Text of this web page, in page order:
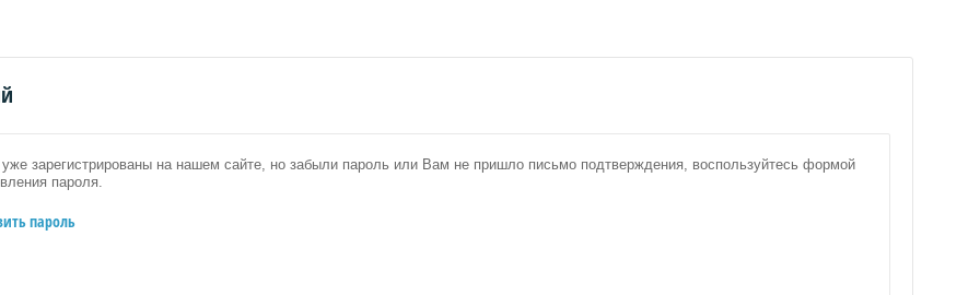
зарегистрированы на нашем сайте, но забыли пароль или Вам не пришло письмо подтверждения, воспользуйтесь формой
пароля.
пароль